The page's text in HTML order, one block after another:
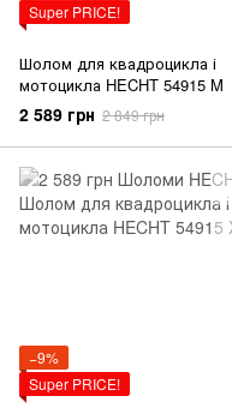
Super PRICE!
Шолом для квадроцикла і
мотоцикла HECHT 54915 M
2 589 грн 2 849 грн
−9%
Super PRICE!